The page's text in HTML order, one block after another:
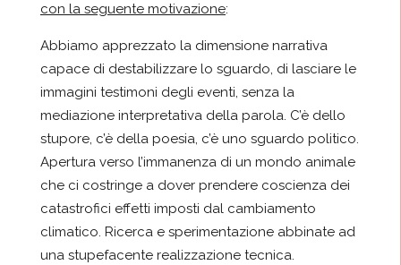
con la seguente motivazione:
Abbiamo apprezzato la dimensione narrativa
capace di destabilizzare lo sguardo, di lasciare le
immagini testimoni degli eventi, senza la
mediazione interpretativa della parola. C’è dello
stupore, c’è della poesia, c’è uno sguardo politico.
Apertura verso l’immanenza di un mondo animale
che ci costringe a dover prendere coscienza dei
catastrofici effetti imposti dal cambiamento
climatico. Ricerca e sperimentazione abbinate ad
una stupefacente realizzazione tecnica.